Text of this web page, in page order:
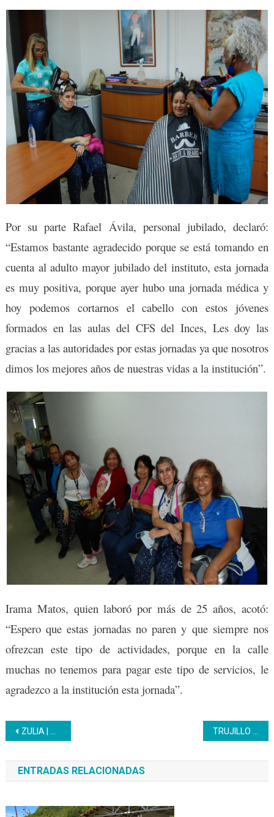
Por su parte Rafael Ávila, personal jubilado, declaró:
“Estamos bastante agradecido porque se está tomando en
cuenta al adulto mayor jubilado del instituto, esta jornada
es muy positiva, porque ayer hubo una jornada médica y
hoy podemos cortarnos el cabello con estos jóvenes
formados en las aulas del CFS del Inces, Les doy las
gracias a las autoridades por estas jornadas ya que nosotros
dimos los mejores años de nuestras vidas a la institución”.
Irama Matos, quien laboró por más de 25 años, acotó:
“Espero que estas jornadas no paren y que siempre nos
ofrezcan este tipo de actividades, porque en la calle
muchas no tenemos para pagar este tipo de servicios, le
agradezco a la institución esta jornada”.
Navegación
de
entradas
ZULIA | Avanzan labores de mantenimiento y embellecimiento de la sede del Inces en Cabimas
ENTRADAS RELACIONADAS